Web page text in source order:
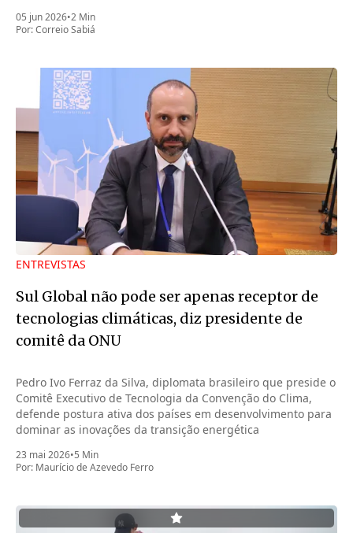
05 jun 2026•2 Min
Por:Correio Sabiá
ENTREVISTAS
Sul Global não pode ser apenas receptor de
tecnologias climáticas, diz presidente de
comitê da ONU
Pedro Ivo Ferraz da Silva, diplomata brasileiro que preside o
Comitê Executivo de Tecnologia da Convenção do Clima,
defende postura ativa dos países em desenvolvimento para
dominar as inovações da transição energética
23 mai 2026•5 Min
Por: Maurício de Azevedo Ferro